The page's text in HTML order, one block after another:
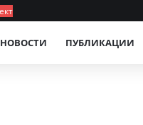
НОВОСТИ ПУБЛИКАЦИИ